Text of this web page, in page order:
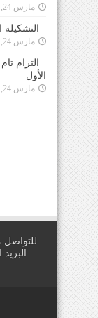
مارس 24, 2021
مارس 24, 2021
التزام
الأول
مارس 24, 2021
البريد